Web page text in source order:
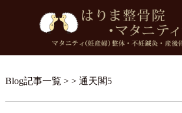
Blog記事一覧 > > 通天閣5